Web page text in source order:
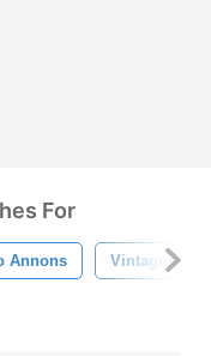
For
Annons